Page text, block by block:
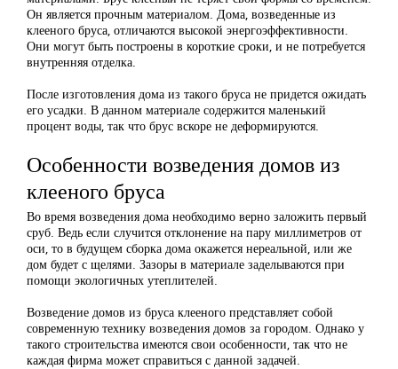
Он является прочным материалом. Дома, возведенные из
клееного бруса, отличаются высокой энергоэффективности.
Они могут быть построены в короткие сроки, и не потребуется
внутренняя отделка.
После изготовления дома из такого бруса не придется ожидать
его усадки. В данном материале содержится маленький
процент воды, так что брус вскоре не деформируются.
Особенности возведения домов из
клееного бруса
Во время возведения дома необходимо верно заложить первый
сруб. Ведь если случится отклонение на пару миллиметров от
оси, то в будущем сборка дома окажется нереальной, или же
дом будет с щелями. Зазоры в материале заделываются при
помощи экологичных утеплителей.
Возведение домов из бруса клееного представляет собой
современную технику возведения домов за городом. Однако у
такого строительства имеются свои особенности, так что не
каждая фирма может справиться с данной задачей.